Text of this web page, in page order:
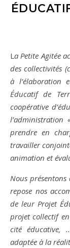
La Petite Agitée accompagne depuis sa création en mars 2025
des collectivités
à
Éducatif de
coopérative
l’administration
prendre en
travailler
animation et
Nous présentons
repose nos
de leur ProjetÉ
projet collectif
cité éducative,
adaptée à la